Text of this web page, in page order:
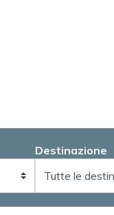
Destinazione